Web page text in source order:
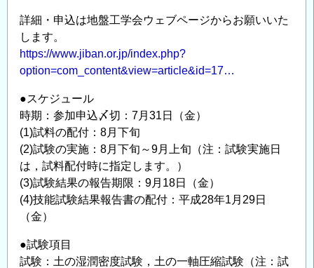
プ
開
催
の
お
知
ら
せ
の
詳細・申込は地盤工学会ウェブページからお願いいた
します。
https://www.jiban.or.jp/index.php?
option=com_content&view=article&id=17…
●スケジュール
時期：参加申込〆切：7月31日（金）
(1)試料の配付：8月下旬
(2)試験の実施：8月下旬～9月上旬（注：試験実施日
は，試料配付時に指定します。）
(3)試験結果の報告期限：9月18日（金）
(4)技能試験結果報告書の配付：平成28年1月29日
（金）
●試験項目
試験：土の湿潤密度試験，土の一軸圧縮試験（注：試